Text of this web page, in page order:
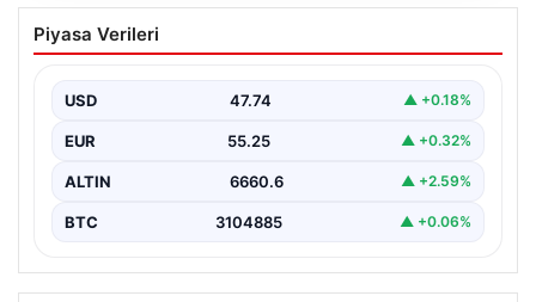
Mauro Icardi ile Galatasaray arasındaki
aşk tamamen bitti!
Piyasa Verileri
USD 47.74 ▲ +0.18%
EUR 55.25 ▲ +0.32%
ALTIN 6660.6 ▲ +2.59%
BTC 3104885 ▲ +0.06%